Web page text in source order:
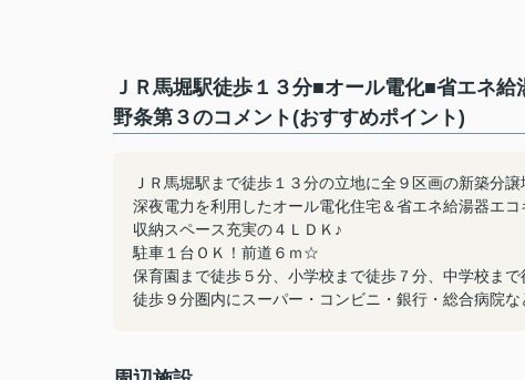
ＪＲ馬堀駅徒歩１３分■オール電化■省エネ
野条第３のコメント(おすすめポイント)
ＪＲ馬堀駅まで徒歩１３分の立地に全９区画の新築分譲
深夜電力を利用したオール電化住宅＆省エネ給湯器エ
収納スペース充実の４ＬＤＫ♪
駐車１台ＯＫ！前道６ｍ☆
保育園まで徒歩５分、小学校まで徒歩７分、中学校ま
徒歩９分圏内にスーパー・コンビニ・銀行・総合病院